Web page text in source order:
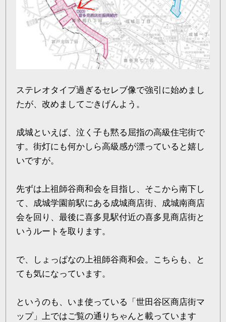
ステレオタイプ過ぎるセレブ像で強引に始めまし
たが、改めましてごきげんよう。
成城といえば、泣く子も黙る屈指の高級住宅街で
す。街灯にも何かしら高級感が漂っていると嬉し
いですが。
先ずは上祖師谷商和会を目指し、そこから南下し
て、成城学園前駅にある成城商店街、成城南商店
会を回り、最後に喜多見駅付近の喜多見商店街と
いうルートを取ります。
で、しょっぱなの上祖師谷商和会。こちらも、と
ても気になっています。
というのも、いま使っている「世田谷区商店街マ
ップ」上ではご覧の通りちゃんと載っています